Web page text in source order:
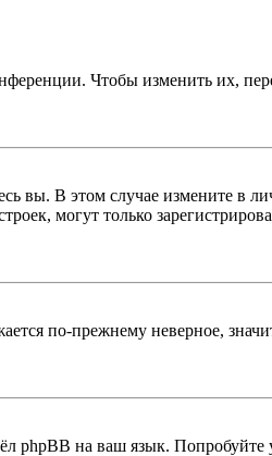
Чтобы изменить их,
вы. В этом случае измените в
могут только
по-прежнему неверное,
phpBB на ваш язык. Попробуйте